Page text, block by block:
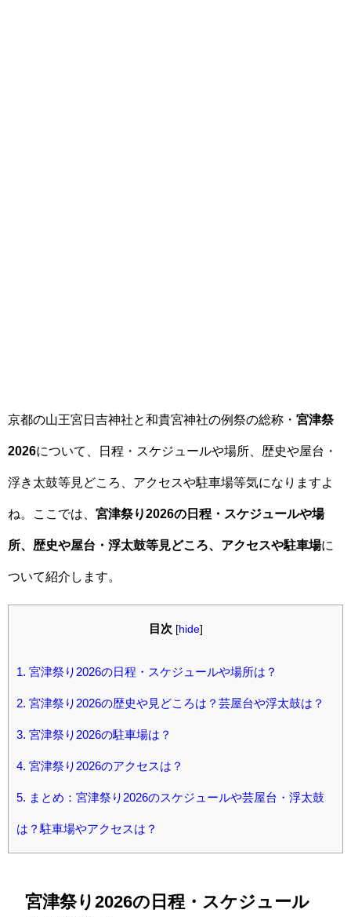
京都の山王宮日吉神社と和貴宮神社の例祭の総称・ 宮津祭
2026について、日程・スケジュールや場所、歴史や屋台・
浮き太鼓等見どころ、アクセスや駐車場等気になりますよ
ね。ここでは、 宮津祭り2026の日程・スケジュールや場
所、歴史や屋台・浮太鼓等見どころ、アクセスや駐車場に
ついて紹介します。
目次 [hide]
1. 宮津祭り2026の日程・スケジュールや場所は？
2. 宮津祭り2026の歴史や見どころは？芸屋台や浮太鼓は？
3. 宮津祭り2026の駐車場は？
4. 宮津祭り2026のアクセスは？
5. まとめ：宮津祭り2026のスケジュールや芸屋台・浮太鼓
は？駐車場やアクセスは？
宮津祭り2026の日程・スケジュール